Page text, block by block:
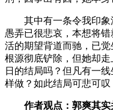
其中有一条令我印
愚弄已很悲哀，本想将
活的期望背道而驰，已
根源彻底铲除，但她却
日的结局吗？但凡有一
样做？如此结局可悲可叹
作者观点：郭爽其